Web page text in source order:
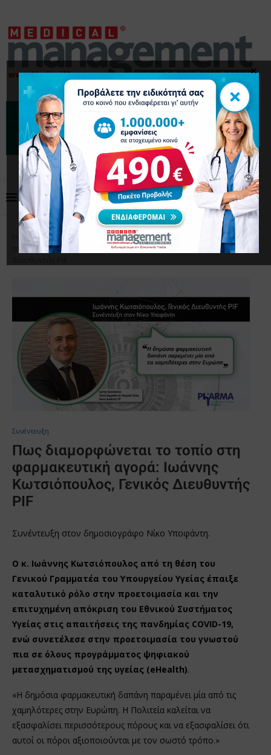
Home Συνέντευξη
Πως διαμορφώνεται το τοπίο
στη φαρμακευτική αγορά: Ιωάννης Κωτσιόπουλος, Γενικός
Συνέντευξη
Πως διαμορφώνεται το τοπίο στη
φαρμακευτική αγορά: Ιωάννης
Κωτσιόπουλος, Γενικός Διευθυντής
PIF
Συνέντευξη στον δημοσιογράφο Νίκο Υποφάντη.
Ο κ. Ιωάννης Κωτσιόπουλος από τη θέση του
Γενικού Γραμματέα του Υπουργείου Υγείας έπαιξε
καταλυτικό ρόλο στην προετοιμασία και την
επιτυχημένη απόκριση του Εθνικού Συστήματος
Υγείας στις απαιτήσεις της πανδημίας COVID-19,
ενώ συνετέλεσε στην προετοιμασία του γνωστού
πια σε όλους προγράμματος ψηφιακού
μετασχηματισμού της υγείας (eHealth).
«Η δημόσια φαρμακευτική δαπάνη παραμένει μία από τις
χαμηλότερες στην Ευρώπη. Η Πολιτεία καλείται να
εξασφαλίσει περισσότερους πόρους και να εξασφαλίσει ότι
αυτοί οι πόροι αξιοποιούνται με τον σωστό τρόπο.»
×
×